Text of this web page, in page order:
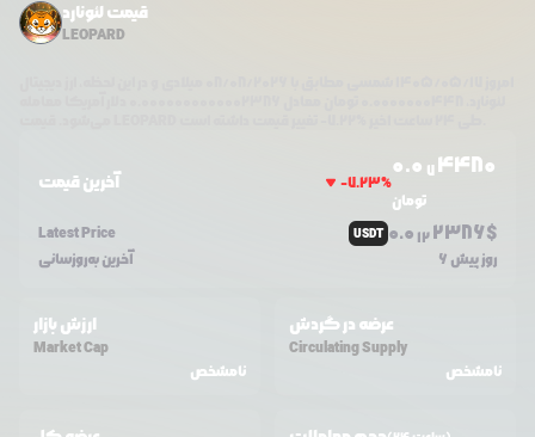
قیمت لئونارد
LEOPARD
آخرین قیمت -7.23%
0.0 74480
تومان
Latest Price
USDT 0.0 122386$
آخرین به‌روزسانی 6 روز پیش
ارزش بازار
Market Cap
نامشخص
عرضه در گردش
Circulating Supply
نامشخص